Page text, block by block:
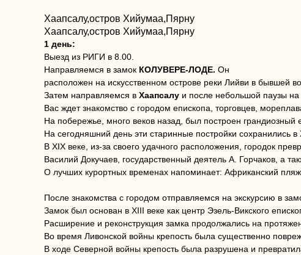
Хаапсалу,остров Хийумаа,Пярну
Хаапсалу,остров Хийумаа,Пярну
1 день:
Выезд из РИГИ в 8.00.
Направляемся в замок КОЛУВЕРЕ-ЛОДЕ. Он
расположен на искусственном острове реки Лийви в бывшей
Затем направляемся в Хаапсалу и после небольшой паузы на
Вас ждет знакомство с городом епископа, торговцев,
На побережье, много веков назад, был построен грандиозный
На сегодняшний день эти старинные постройки сохранились
В XIX веке, из-за своего удачного расположения, городок
Василий Докучаев, государственный деятель А. Горчаков, а
О лучших курортных временах напоминает: Африканский
После знакомства с городом отправляемся на экскурсию в
Замок был основан в XIII веке как центр Эзель-Викского
Расширение и реконструкция замка продолжались на
Во время Ливонской войны крепость была существенно
В ходе Северной войны крепость была разрушена и